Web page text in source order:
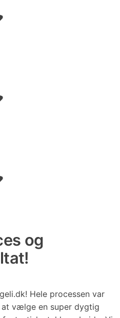
og
Hele processen var
vælge en super dygtig